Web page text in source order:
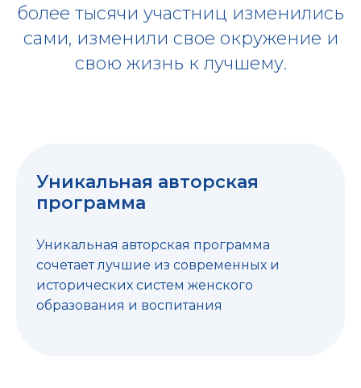
более тысячи участниц изменились
сами, изменили свое окружение и
свою жизнь к лучшему.
Уникальная авторская
программа
Уникальная авторская программа
сочетает лучшие из современных и
исторических систем женского
образования и воспитания